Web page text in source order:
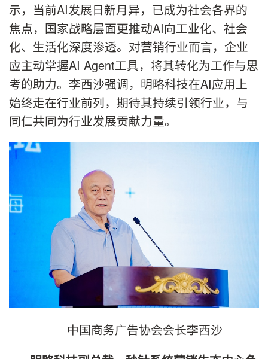
示，当前AI发展日新月异，已成为社会各界的
焦点，国家战略层面更推动AI向工业化、社会
化、生活化深度渗透。对营销行业而言，企业
应主动掌握AI Agent工具，将其转化为工作与思
考的助力。李西沙强调，明略科技在AI应用上
始终走在行业前列，期待其持续引领行业，与
同仁共同为行业发展贡献力量。
中国商务广告协会会长李西沙